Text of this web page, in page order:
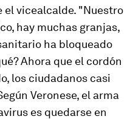
el vicealcalde. "Nuestro
hay muchas granjas,
ha bloqueado
Ahora que el cordón
los ciudadanos casi
Veronese, el arma
es quedarse en